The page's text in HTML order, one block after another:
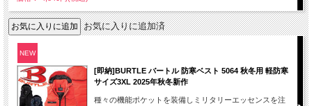
お気に入りに追加済
NEW
[即納]BURTLE バートル 防寒ベスト 5064 秋冬用 軽防寒
サイズ3XL 2025年秋冬新作
種々の機能ポケットを装備しミリタリーエッセンスを注